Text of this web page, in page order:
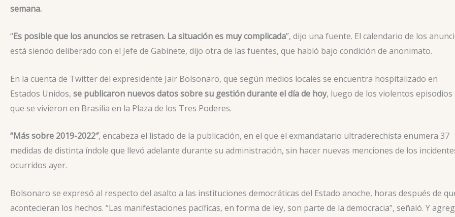
semana.
“Es posible que los anuncios se retrasen. La situación es muy complicada”, dijo una fuente. El calendario de los
está siendo deliberado con el Jefe de Gabinete, dijo otra de las fuentes, que habló bajo condición de anonimato.
En la cuenta de Twitter del expresidente Jair Bolsonaro, que según medios locales se encuentra hospitalizado en
Estados Unidos, se publicaron nuevos datos sobre su gestión durante el día de hoy, luego de los violentos episodios
que se vivieron en Brasilia en la Plaza de los Tres Poderes.
“Más sobre 2019-2022″, encabeza el listado de la publicación, en el que el exmandatario ultraderechista enumera 37
medidas de distinta índole que llevó adelante durante su administración, sin hacer nuevas menciones de los
ocurridos ayer.
Bolsonaro se expresó al respecto del asalto a las instituciones democráticas del Estado anoche, horas después de
acontecieran los hechos. “Las manifestaciones pacíficas, en forma de ley, son parte de la democracia”, señaló. Y